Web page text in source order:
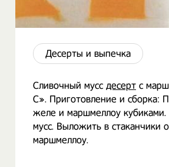
Десерты и выпечка
Сливочный мусс десерт с
C». Приготовление и сборка:
желе и маршмеллоу кубиками.
мусс. Выложить в стаканчики
маршмеллоу.